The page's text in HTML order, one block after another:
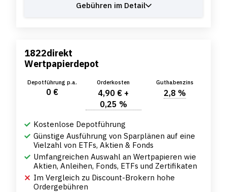
Gebühren im Detail
1822direkt
Wertpapierdepot
Depotführung p.a.
0 €
Orderkosten
4,90 € +
0,25 %
Guthabenzins
2,8 %
Kostenlose Depotführung
Günstige Ausführung von Sparplänen auf eine
Vielzahl von ETFs, Aktien & Fonds
Umfangreichen Auswahl an Wertpapieren wie
Aktien, Anleihen, Fonds, ETFs und Zertifikaten
Im Vergleich zu Discount-Brokern hohe
Ordergebühren